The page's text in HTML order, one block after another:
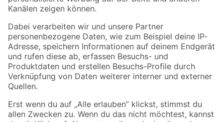
Folge uns
Zahlungsarten Versandarten
Sicher einkaufen